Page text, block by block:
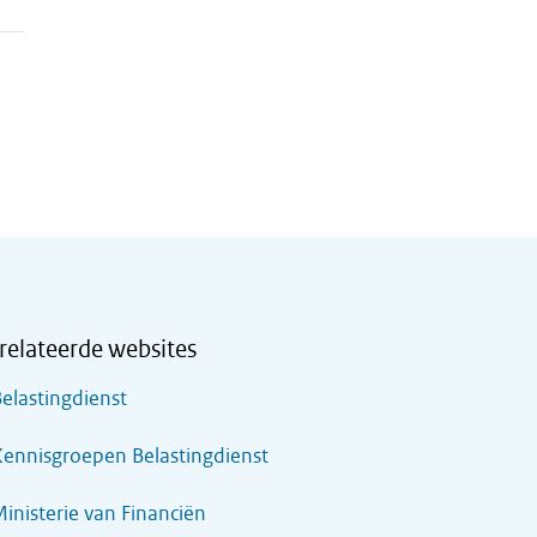
websites
Belastingdienst
van Financiën